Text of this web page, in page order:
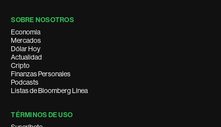
SOBRE NOSOTROS
Economía
Mercados
Dólar Hoy
Actualidad
Cripto
Finanzas Personales
Podcasts
Listas de Bloomberg Línea
TÉRMINOS DE USO